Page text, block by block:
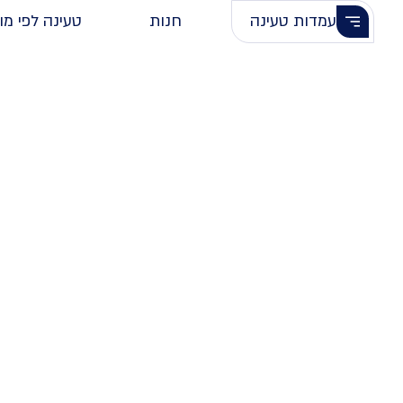
עמדות טעינה חנות טעינה לפי